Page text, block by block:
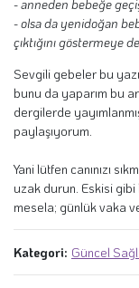
- anneden bebeğe geçiş
- olsa da yenidoğan
çıktığını göstermeye
Sevgili gebeler bu
bunu da yaparım bu
dergilerde
paylaşıyorum.
Yani lütfen canınızı
uzak durun. Eskisi
mesela; günlük vaka
Kategori: Güncel